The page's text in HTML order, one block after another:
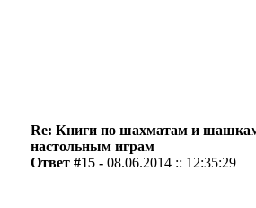
Re: Книги по шахматам и
настольным играм
Ответ #15 -08.06.2014 :: 12:35:29